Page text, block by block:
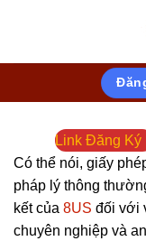
Link Đăng Ký
Có thể nói, giấy
pháp lý thông
kết của 8US đối với
chuyên nghiệp và